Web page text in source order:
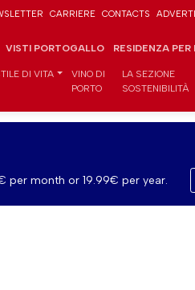
CARRIERE CONTACTS
VISTI PORTOGALLO RESIDENZA
DI VITA
VINO DI
PORTO
LA SEZIONE
SOSTENIBILITÀ
per month or 19.99€ per year.